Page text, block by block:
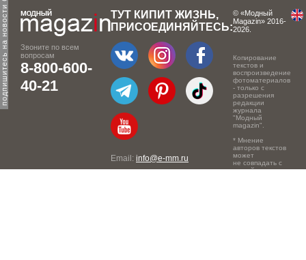
подпишитесь на новости брендов
Звоните по всем
вопросам
8-800-600-
40-21
ТУТ КИПИТ ЖИЗНЬ,
ПРИСОЕДИНЯЙТЕСЬ:
Email: info@e-mm.ru
© «Модный
Magazin» 2016-
2026.
Копирование
текстов и
воспроизведение
фотоматериалов
- только с
разрешения
редакции
журнала
"Модный
magazin".
* Мнение
авторов текстов
может
не совпадать с
точкой зрения